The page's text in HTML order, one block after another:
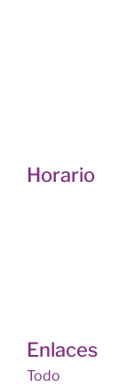
Horario
Enlaces
Todo